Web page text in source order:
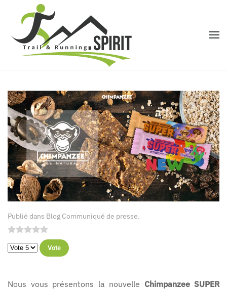
Accéder au contenu principal
Publié dans Blog Communiqué de presse.
Veuillez voter
Nous vous présentons la nouvelle Chimpanzee SUPER